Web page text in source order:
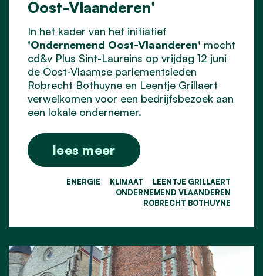
Oost-Vlaanderen'
In het kader van het initiatief
'Ondernemend Oost-Vlaanderen' mocht
cd&v Plus Sint-Laureins op vrijdag 12 juni
de Oost-Vlaamse parlementsleden
Robrecht Bothuyne en Leentje Grillaert
verwelkomen voor een bedrijfsbezoek aan
een lokale ondernemer.
lees meer
ENERGIE KLIMAAT
LEENTJE GRILLAERT
ONDERNEMEND VLAANDEREN
ROBRECHT BOTHUYNE